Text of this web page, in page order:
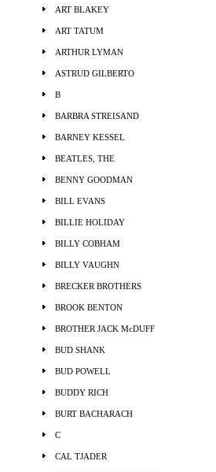
ART BLAKEY
ART TATUM
ARTHUR LYMAN
ASTRUD GILBERTO
B
BARBRA STREISAND
BARNEY KESSEL
BEATLES, THE
BENNY GOODMAN
BILL EVANS
BILLIE HOLIDAY
BILLY COBHAM
BILLY VAUGHN
BRECKER BROTHERS
BROOK BENTON
BROTHER JACK McDUFF
BUD SHANK
BUD POWELL
BUDDY RICH
BURT BACHARACH
C
CAL TJADER